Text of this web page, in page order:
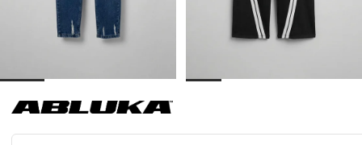
499,00 TL
889,90 TL